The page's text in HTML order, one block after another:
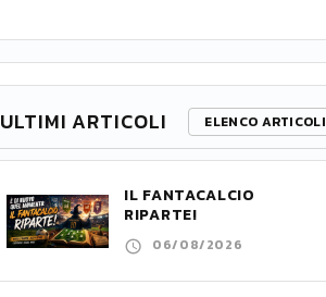
ULTIMI ARTICOLI ELENCO ARTICOLI
IL FANTACALCIO
RIPARTE!
06/08/2026